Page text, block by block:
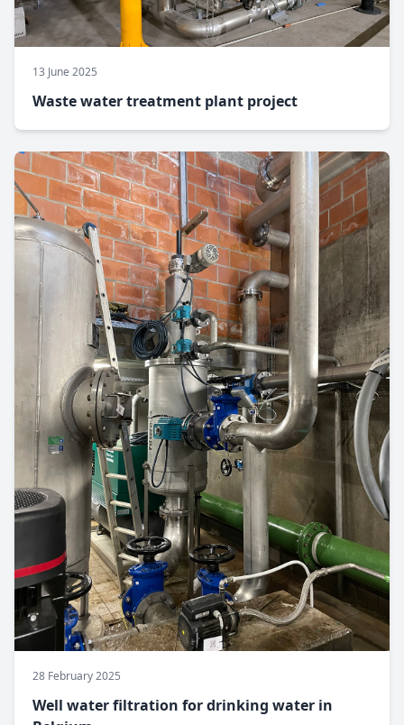
13 June 2025
Waste water treatment plant project
28 February 2025
Well water filtration for drinking water in